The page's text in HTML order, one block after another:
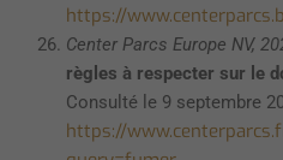
https://
Center Parcs Europe NV,
règles à respecter sur le
Consulté le 9 septembre
https://